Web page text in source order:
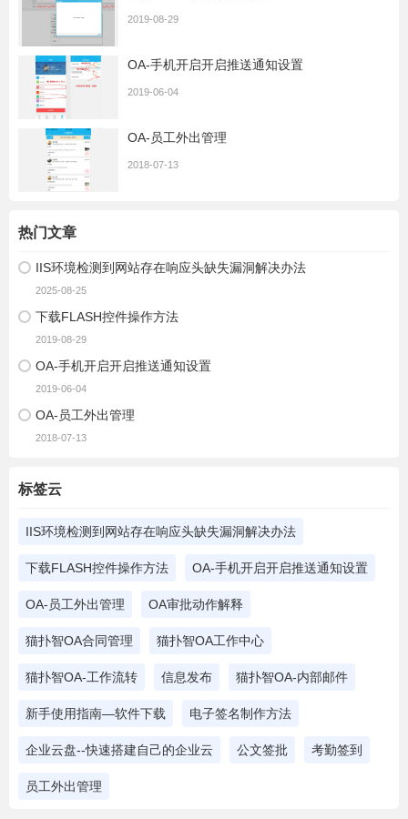
2019-08-29
OA-手机开启开启推送通知设置
2019-06-04
OA-员工外出管理
2018-07-13
热门文章
IIS环境检测到网站存在响应头缺失漏洞解决办法
2025-08-25
下载FLASH控件操作方法
2019-08-29
OA-手机开启开启推送通知设置
2019-06-04
OA-员工外出管理
2018-07-13
标签云
IIS环境检测到网站存在响应头缺失漏洞解决办法
下载FLASH控件操作方法 OA-手机开启开启推送通知设置
OA-员工外出管理 OA审批动作解释
猫扑智OA合同管理 猫扑智OA工作中心
猫扑智OA-工作流转 信息发布 猫扑智OA-内部邮件
新手使用指南—软件下载 电子签名制作方法
企业云盘--快速搭建自己的企业云 公文签批 考勤签到
员工外出管理